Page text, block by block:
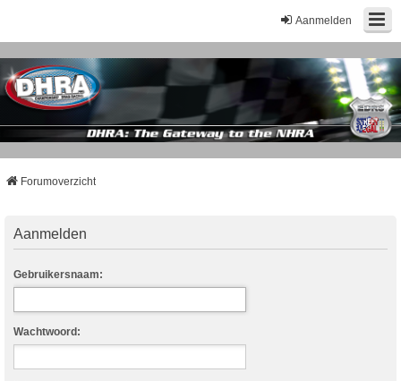
Aanmelden
Forumoverzicht
Aanmelden
Gebruikersnaam:
Wachtwoord: